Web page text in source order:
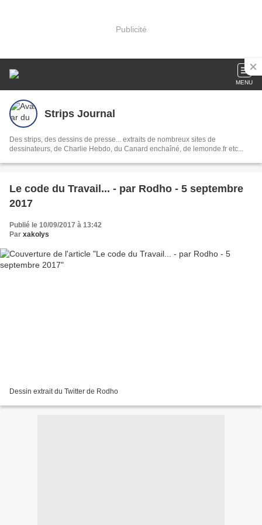
Publicité
MENU
Strips Journal
Des strips, des dessins de presse... extraits de nombreux sites de
dessinateurs, de Charlie Hebdo, du Canard enchaîné, de lemonde.fr etc...
Le code du Travail... - par Rodho - 5 septembre
2017
Publié le 10/09/2017 à 13:42
Par xakolys
Dessin extrait du Twitter de Rodho